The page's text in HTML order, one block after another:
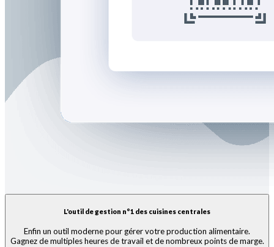
L'outil de gestion n°1 des cuisines centrales
Enfin un outil moderne pour gérer votre production alimentaire.
Gagnez de multiples heures de travail et de nombreux points de marge.